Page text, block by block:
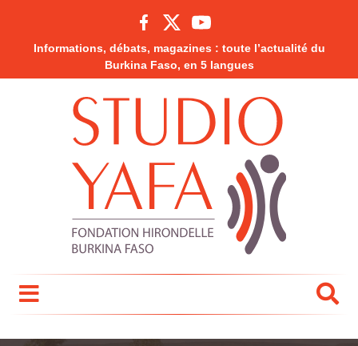
Informations, débats, magazines : toute l’actualité du
Burkina Faso, en 5 langues